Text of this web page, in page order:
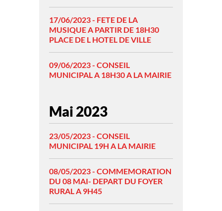
17/06/2023 - FETE DE LA
MUSIQUE A PARTIR DE 18H30
PLACE DE L HOTEL DE VILLE
09/06/2023 - CONSEIL
MUNICIPAL A 18H30 A LA MAIRIE
Mai 2023
23/05/2023 - CONSEIL
MUNICIPAL 19H A LA MAIRIE
08/05/2023 - COMMEMORATION
DU 08 MAI- DEPART DU FOYER
RURAL A 9H45